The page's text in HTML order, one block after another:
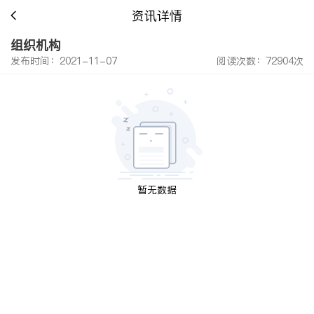
资讯详情
组织机构
发布时间：2021-11-07 阅读次数：72904次
暂无数据